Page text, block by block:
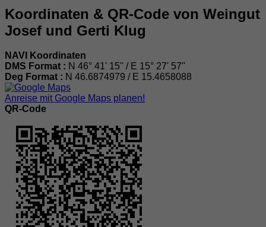
Koordinaten & QR-Code von Weingut
Josef und Gerti Klug
NAVI Koordinaten
DMS Format : N 46° 41' 15'' / E 15° 27' 57''
Deg Format : N 46.6874979 / E 15.4658088
Anreise mit Google Maps planen!
QR-Code